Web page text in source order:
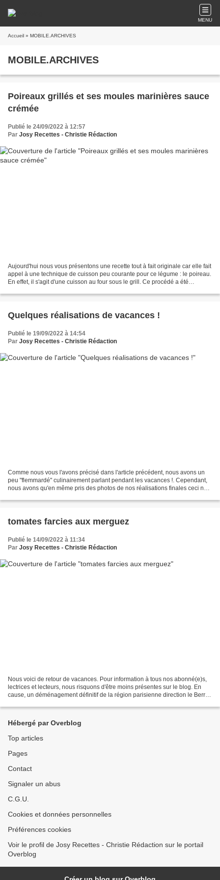
MENU
Accueil » MOBILE.ARCHIVES
MOBILE.ARCHIVES
Poireaux grillés et ses moules marinières sauce
crémée
Publié le 24/09/2022 à 12:57
Par Josy Recettes - Christie Rédaction
Aujourd'hui nous vous présentons une recette tout à fait originale car elle fait
appel à une technique de cuisson peu courante pour ce légume : le poireau.
En effet, il s'agit d'une cuisson au four sous le grill. Ce procédé a été
Quelques réalisations de vacances !
Publié le 19/09/2022 à 14:54
Par Josy Recettes - Christie Rédaction
Comme nous vous l'avons précisé dans l'article précédent, nous avons un
peu "flemmardé" culinairement parlant pendant les vacances !. Cependant,
nous avons qu'en même pris des photos de nos réalisations finales ceci ne
tomates farcies aux merguez
Publié le 14/09/2022 à 11:34
Par Josy Recettes - Christie Rédaction
Nous voici de retour de vacances. Pour information à tous nos abonné(e)s,
lectrices et lecteurs, nous risquons d'être moins présentes sur le blog. En
cause, un déménagement définitif de la région parisienne direction le Berry
Hébergé par Overblog
Top articles
Pages
Contact
Signaler un abus
C.G.U.
Cookies et données personnelles
Préférences cookies
Voir le profil de Josy Recettes - Christie Rédaction sur le portail
Overblog